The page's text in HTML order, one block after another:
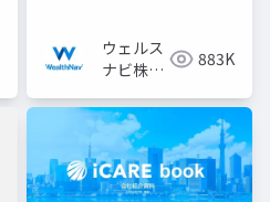
ウェルス
ナビ株式
883K